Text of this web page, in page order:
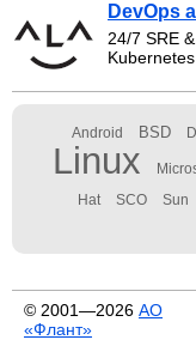
DevOps
24/7 SRE
Android BSD
Linux
Hat SCO Sun
© 2001—2026 АО
«Флант»